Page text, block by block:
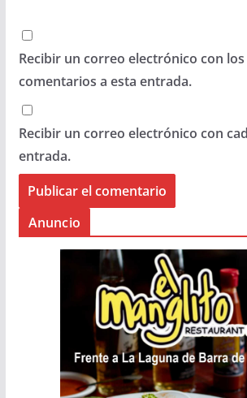
Recibir un correo electrónico con
comentarios a esta entrada.
Recibir un correo electrónico con
entrada.
Anuncio